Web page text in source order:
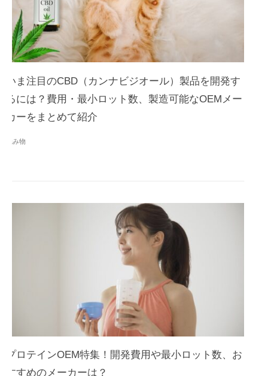
いま注目のCBD（カンナビジオール）製品を開発す
るには？費用・最小ロット数、製造可能なOEMメー
カーをまとめて紹介
読み物
プロテインOEM特集！開発費用や最小ロット数、お
すすめのメーカーは？